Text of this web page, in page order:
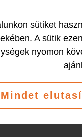
sütiket
A sütik
nyomon
Mindet